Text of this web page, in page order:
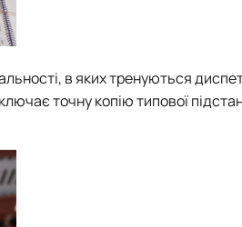
в яких тренуються
точну копію типової